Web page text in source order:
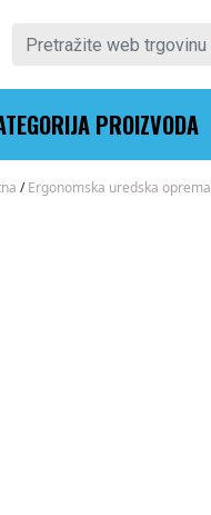
Pretraži:
PROIZVODA
/Ergonomska uredska oprema